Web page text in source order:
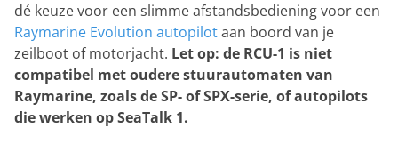
dé keuze voor een slimme afstandsbediening voor een
Raymarine Evolution autopilotaan boord van je
zeilboot of motorjacht. Let op: de RCU-1 is niet
compatibel met oudere stuurautomaten van
Raymarine, zoals de SP- of SPX-serie, of autopilots
die werken op SeaTalk 1.